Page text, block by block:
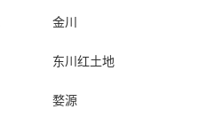
金川
东川红土地
婺源